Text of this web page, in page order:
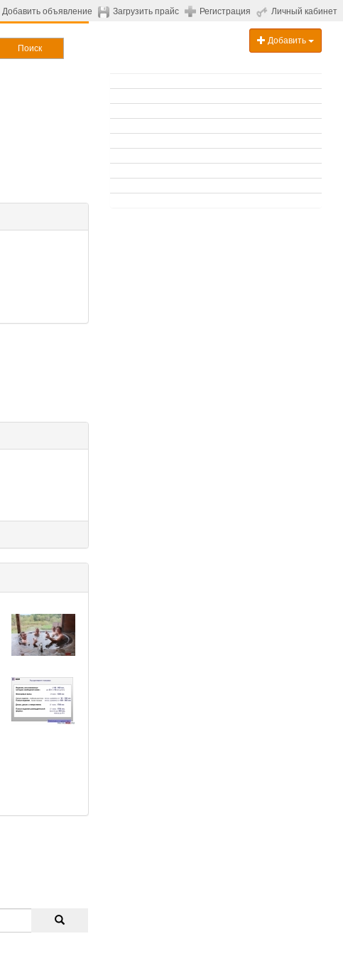
Добавить объявление Загрузить прайс Регистрация Личный кабинет
Поиск
Добавить